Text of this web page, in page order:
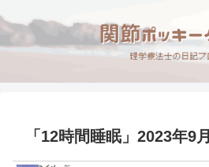
「12時間睡眠」2023年9